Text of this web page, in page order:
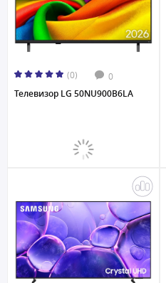
(0) 0
Телевизор LG 50NU900B6LA